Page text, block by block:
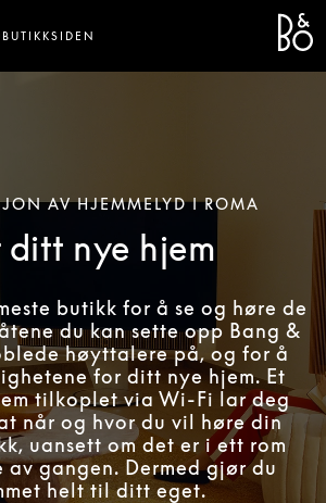
AV HJEMMELYD I ROMA
ditt nye hjem
butikk for å se og høre de
du kan sette opp Bang &
høyttalere på, og for å
for ditt nye hjem. Et
tilkoplet via Wi-Fi lar deg
når og hvor du vil høre din
uansett om det er i ett rom
av gangen. Dermed gjør du
helt til ditt eget.